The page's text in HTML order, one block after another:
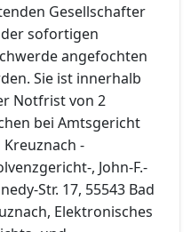
Gesellschafter
sofortigen
angefochten
Sie ist innerhalb
Notfrist von 2
bei Amtsgericht
Kreuznach -
, John-F.-
Str. 17, 55543 Bad
Elektronisches